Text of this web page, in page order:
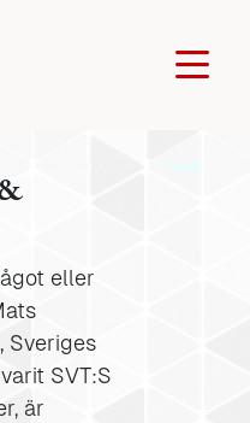
eller
Sveriges
SVT:S
är